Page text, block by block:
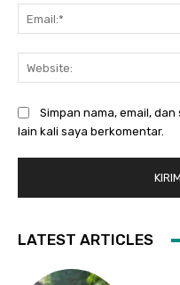
Simpan nama, email,
lain kali saya berkomentar.
LATEST ARTICLES